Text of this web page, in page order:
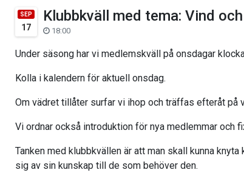
SEP
17
Klubbkväll med tema: Vind
18:00
Under säsong har vi medlemskväll på onsdagar
Kolla i kalendern för aktuell onsdag.
Om vädret tillåter surfar vi ihop och träffas efteråt på
Vi ordnar också introduktion för nya medlemmar och
Tanken med klubbkvällen är att man skall kunna
sig av sin kunskap till de som behöver den.